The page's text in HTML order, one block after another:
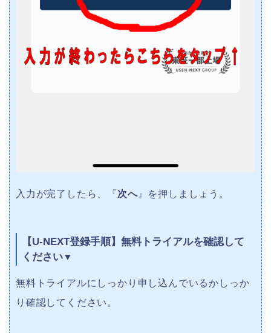
入力が完了したら、『次へ』を押しましょう。
【U-NEXT登録手順】無料トライアルを確認して
ください▼
無料トライアルにしっかり申し込んでいるかしっか
り確認してください。